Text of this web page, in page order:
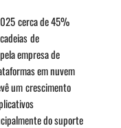
cerca de 45%
de
empresa de
em nuvem
um crescimento
do suporte